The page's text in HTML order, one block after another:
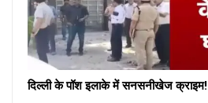
दिल्ली के पॉश इलाके में सनसनीखेज क्राइम!